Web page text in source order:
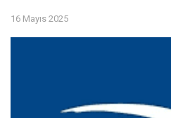
16 Mayıs 2025